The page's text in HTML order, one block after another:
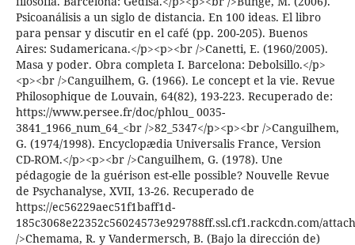
Psicoanálisis a un siglo de distancia. En 100 ideas. El libro
para pensar y discutir en el café (pp. 200-205). Buenos
Aires: Sudamericana.</p><p><br />Canetti, E. (1960/2005).
Masa y poder. Obra completa I. Barcelona: Debolsillo.</p>
<p><br />Canguilhem, G. (1966). Le concept et la vie. Revue
Philosophique de Louvain, 64(82), 193-223. Recuperado de:
https://www.persee.fr/doc/phlou_ 0035-
3841_1966_num_64_<br />82_5347</p><p><br />Canguilhem,
G. (1974/1998). Encyclopædia Universalis France, Version
CD-ROM.</p><p><br />Canguilhem, G. (1978). Une
pédagogie de la guérison est-elle possible? Nouvelle Revue
de Psychanalyse, XVII, 13-26. Recuperado de
https://ec56229aec51f1baff1d-
185c3068e22352c56024573e929788ff.ssl.cf1.rackcdn.com/
/>Chemama, R. y Vandermersch, B. (Bajo la dirección de)